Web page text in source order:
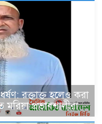
রক্তাক্ত হলেও করা
মরিয়া প্রভাবশালীরা